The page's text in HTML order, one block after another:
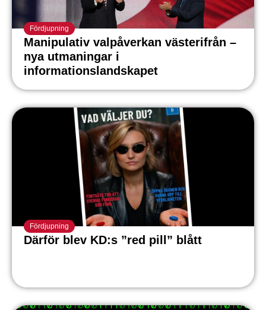
Fördjupning
Manipulativ valpåverkan västerifrån –
nya utmaningar i
informationslandskapet
Fördjupning
Därför blev KD:s ”red pill” blått